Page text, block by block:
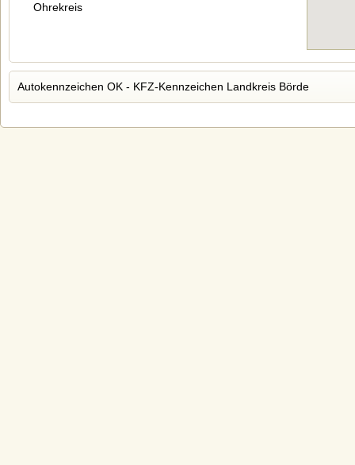
Ohrekreis
Autokennzeichen OK - KFZ-Kennzeichen Landkreis Börde